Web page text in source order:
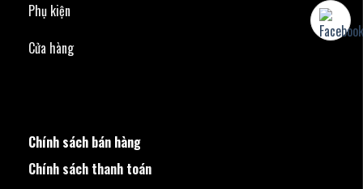
Phụ kiện
Cửa hàng
Chính sách bán hàng
Chính sách thanh toán